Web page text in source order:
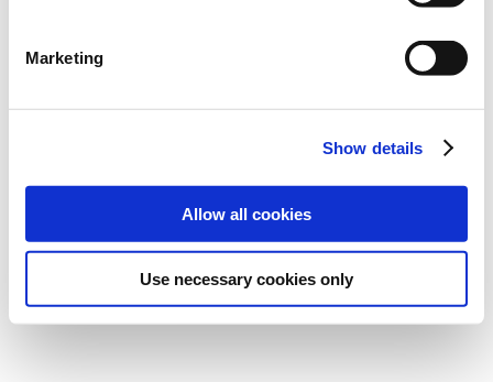
Marketing
Show details
Allow all cookies
Use necessary cookies only